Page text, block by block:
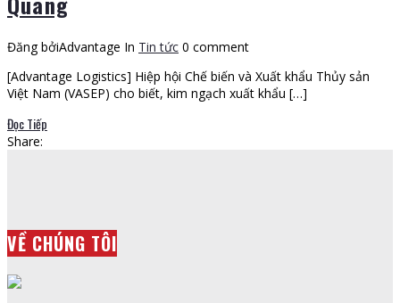
Đăng bởiAdvantage In Tin tức 0 comment
[Advantage Logistics] Hiệp hội Chế biến và Xuất khẩu Thủy sản
Việt Nam (VASEP) cho biết, kim ngạch xuất khẩu […]
Đọc Tiếp
Share:
VỀ CHÚNG TÔI